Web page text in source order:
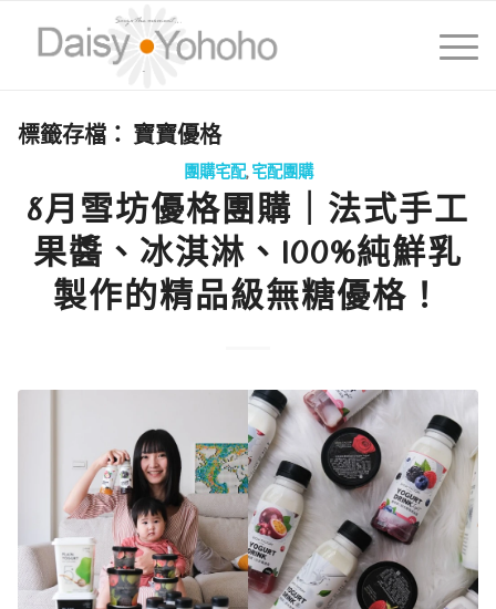
標籤存檔： 寶寶優格
團購宅配,宅配團購
8月雪坊優格團購｜法式手工
果醬、冰淇淋、100%純鮮乳
製作的精品級無糖優格！